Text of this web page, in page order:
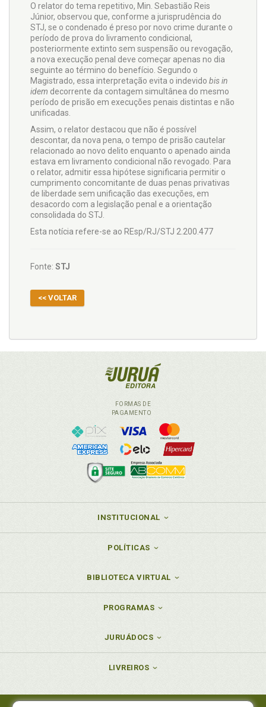
O relator do tema repetitivo, Min. Sebastião Reis
Júnior, observou que, conforme a jurisprudência do
STJ, se o condenado é preso por novo crime durante o
período de prova do livramento condicional,
posteriormente extinto sem suspensão ou revogação,
a nova execução penal deve começar apenas no dia
seguinte ao término do benefício. Segundo o
Magistrado, essa interpretação evita o indevido bis in
idem decorrente da contagem simultânea do mesmo
período de prisão em execuções penais distintas e não
unificadas.
Assim, o relator destacou que não é possível
descontar, da nova pena, o tempo de prisão cautelar
relacionado ao novo delito enquanto o apenado ainda
estava em livramento condicional não revogado. Para
o relator, admitir essa hipótese significaria permitir o
cumprimento concomitante de duas penas privativas
de liberdade sem unificação das execuções, em
desacordo com a legislação penal e a orientação
consolidada do STJ.
Esta notícia refere-se ao REsp/RJ/STJ 2.200.477
Fonte: STJ
<< VOLTAR
FORMAS DE
PAGAMENTO
INSTITUCIONAL
POLÍTICAS
BIBLIOTECA VIRTUAL
PROGRAMAS
JURUÁDOCS
LIVREIROS